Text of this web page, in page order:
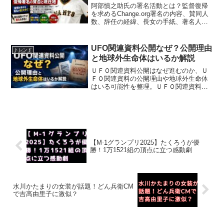
阿部慎之助氏の署名活動とは？監督復帰
を求めるChange.org署名の内容、賛同人
数、辞任の経緯、長女の手紙、著名人の
トレンド
UFO関連資料公開なぜ？公開理由
と地球外生命体はいるか解説
ＵＦＯ関連資料公開はなぜ進むのか、Ｕ
ＦＯ関連資料の公開理由や地球外生命体
はいる可能性を整理。ＵＦＯ関連資料公
【M-1グランプリ2025】たくろうが優
勝！1万1521組の頂点に立つ感動劇
水川かたまりの女装が話題！どん兵衛CM
で吉高由里子に激似？